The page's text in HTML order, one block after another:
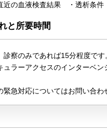
近の血液検査結果 ・透析条
と所要時間
診察のみであれば15分程度です
ュラーアクセスのインターベ
緊急対応についてはお問い合わ